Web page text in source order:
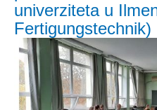
univerziteta u
Fertigungstechnik)